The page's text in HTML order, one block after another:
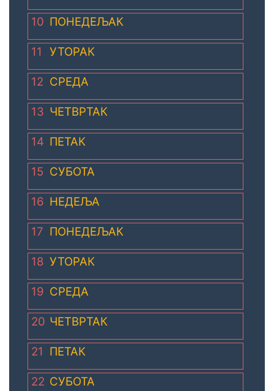
10 ПОНЕДЕЉАК
11 УТОРАК
12 СРЕДА
13 ЧЕТВРТАК
14 ПЕТАК
15 СУБОТА
16 НЕДЕЉА
17 ПОНЕДЕЉАК
18 УТОРАК
19 СРЕДА
20 ЧЕТВРТАК
21 ПЕТАК
22 СУБОТА